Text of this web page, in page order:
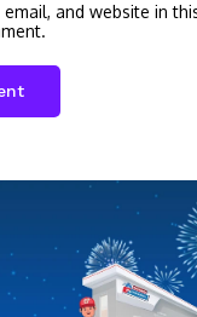
email, and website in